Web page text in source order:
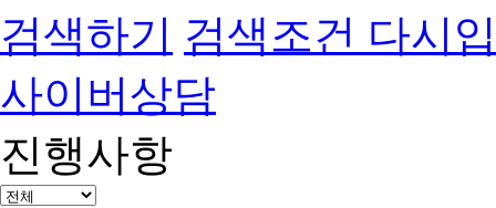
검색하기 검색조건 다시
사이버상담
진행사항